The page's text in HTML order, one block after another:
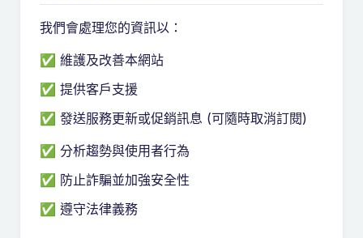
我們會處理您的資訊以：
✅ 維護及改善本網站
✅ 提供客戶支援
✅ 發送服務更新或促銷訊息 (可隨時取消訂閱)
✅ 分析趨勢與使用者行為
✅ 防止詐騙並加強安全性
✅ 遵守法律義務